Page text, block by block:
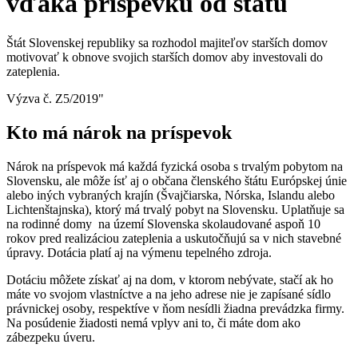
Štát Slovenskej republiky sa rozhodol majiteľov starších domov
motivovať k obnove svojich starších domov aby investovali do
zateplenia.
Výzva č. Z5/2019"
Kto má nárok na príspevok
Nárok na príspevok má každá fyzická osoba s trvalým pobytom na
Slovensku, ale môže ísť aj o občana členského štátu Európskej únie
alebo iných vybraných krajín (Švajčiarska, Nórska, Islandu alebo
Lichtenštajnska), ktorý má trvalý pobyt na Slovensku. Uplatňuje sa
na rodinné domy na území Slovenska skolaudované aspoň 10
rokov pred realizáciou zateplenia a uskutočňujú sa v nich stavebné
úpravy. Dotácia platí aj na výmenu tepelného zdroja.
Dotáciu môžete získať aj na dom, v ktorom nebývate, stačí ak ho
máte vo svojom vlastníctve a na jeho adrese nie je zapísané sídlo
právnickej osoby, respektíve v ňom nesídli žiadna prevádzka firmy.
Na posúdenie žiadosti nemá vplyv ani to, či máte dom ako
zábezpeku úveru.